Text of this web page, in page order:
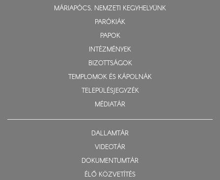
MÁRIAPÓCS, NEMZETI KEGYHELYÜNK
PARÓKIÁK
PAPOK
INTÉZMÉNYEK
BIZOTTSÁGOK
TEMPLOMOK ÉS KÁPOLNÁK
TELEPÜLÉSJEGYZÉK
MÉDIATÁR
DALLAMTÁR
VIDEOTÁR
DOKUMENTUMTÁR
ÉLŐ KÖZVETÍTÉS